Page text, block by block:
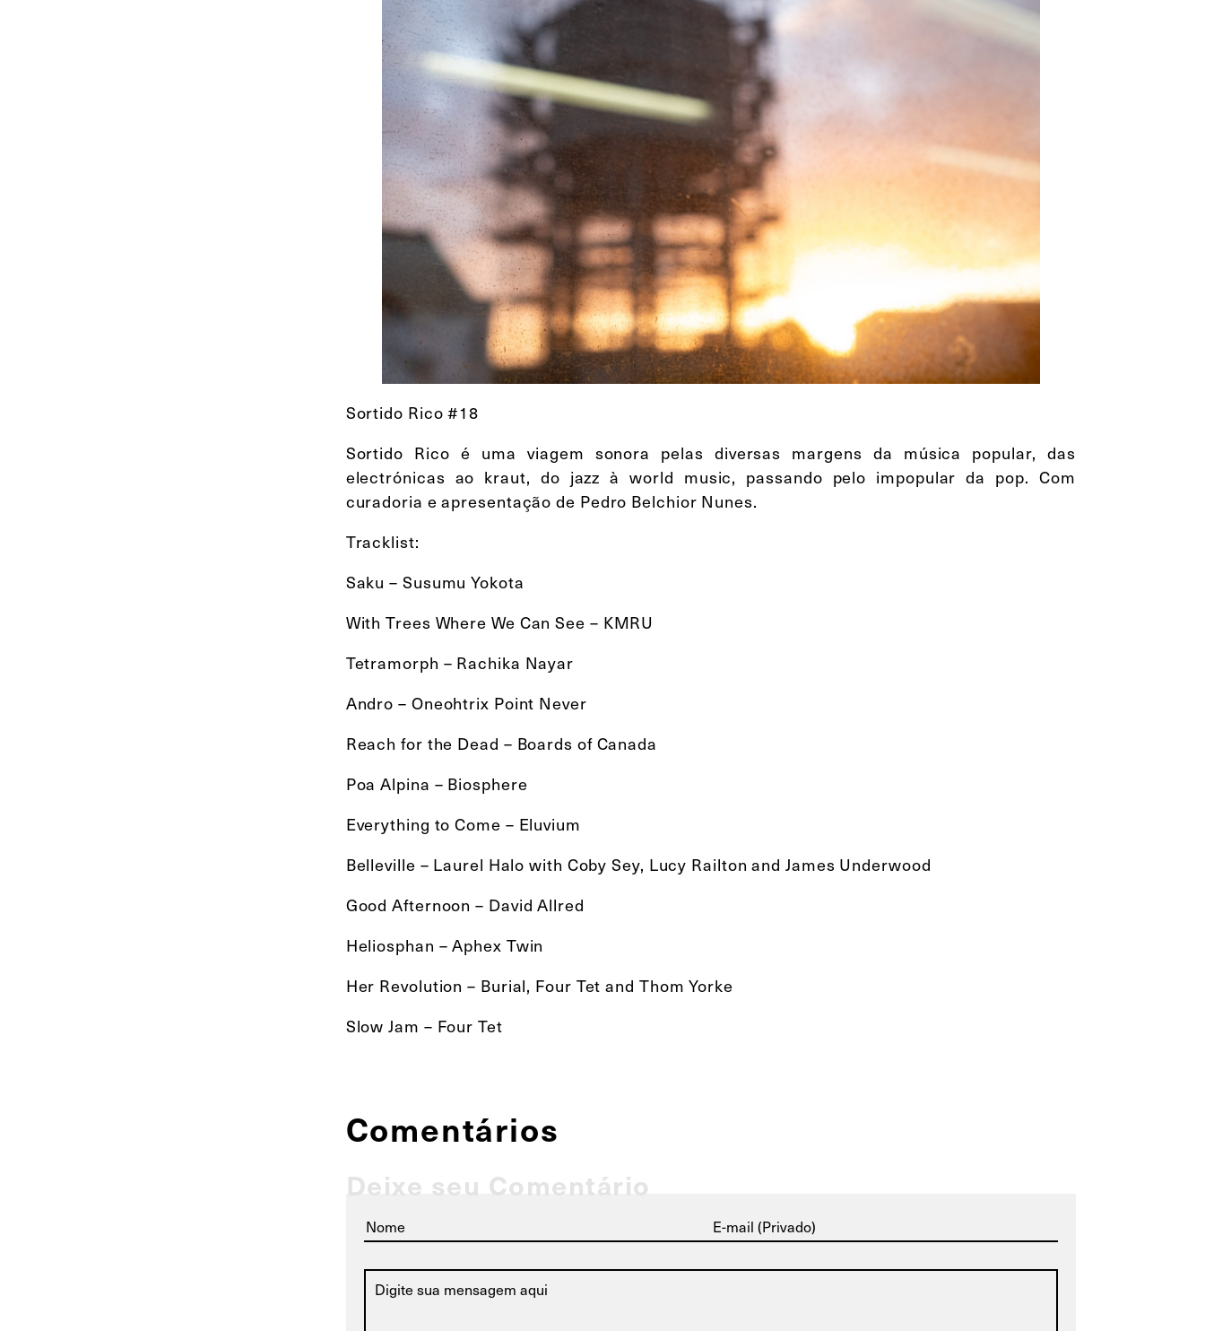
Sortido Rico #18
Sortido Rico é uma viagem sonora pelas diversas margens da música popular, das
electrónicas ao kraut, do jazz à world music, passando pelo impopular da pop. Com
curadoria e apresentação de Pedro Belchior Nunes.
Tracklist:
Saku – Susumu Yokota
With Trees Where We Can See – KMRU
Tetramorph – Rachika Nayar
Andro – Oneohtrix Point Never
Reach for the Dead – Boards of Canada
Poa Alpina – Biosphere
Everything to Come – Eluvium
Belleville – Laurel Halo with Coby Sey, Lucy Railton and James Underwood
Good Afternoon – David Allred
Heliosphan – Aphex Twin
Her Revolution – Burial, Four Tet and Thom Yorke
Slow Jam – Four Tet
Comentários
Deixe seu Comentário